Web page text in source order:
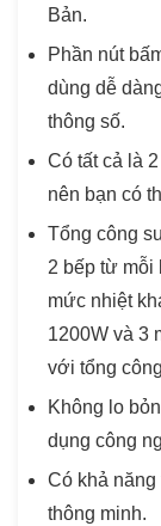
Bản.
Phần nút
dùng dễ
thông số.
Có tất cả là
nên bạn có
Tổng công
2 bếp từ mỗi
mức nhiệt
1200W và 3
với tổng
Không lo
dụng công
Có khả
thông minh.